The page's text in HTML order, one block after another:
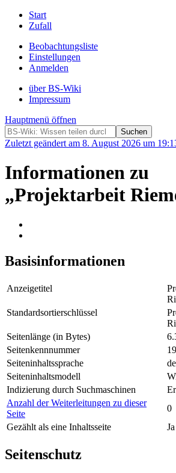
Start
Zufall
Beobachtungsliste
Einstellungen
Anmelden
über BS-Wiki
Impressum
Hauptmenü öffnen
Zuletzt geändert am 8. August 2026 um
Informationen zu
„Projektarbeit
Basisinformationen
Anzeigetitel
Standardsortierschlüssel
Seitenlänge (in Bytes)
Seitenkennnummer
Seiteninhaltssprache
Seiteninhaltsmodell
Indizierung durch Suchmaschinen
Anzahl der Weiterleitungen zu dieser
Seite
0
Gezählt als eine Inhaltsseite
Ja
Seitenschutz